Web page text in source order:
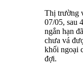
Thị trường
07/05, sau
ngắn hạn
chưa vá
khối ngoại
đợi.